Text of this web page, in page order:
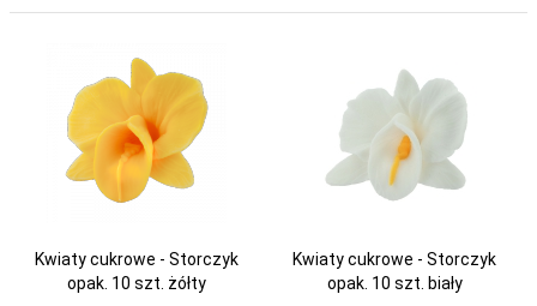
Kwiaty cukrowe - Storczyk
opak. 10 szt. żółty
Kwiaty cukrowe - Storczyk
opak. 10 szt. biały